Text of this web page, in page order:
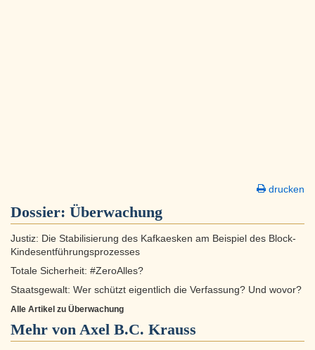
drucken
Dossier: Überwachung
Justiz: Die Stabilisierung des Kafkaesken am Beispiel des Block-
Kindesentführungsprozesses
Totale Sicherheit: #ZeroAlles?
Staatsgewalt: Wer schützt eigentlich die Verfassung? Und wovor?
Alle Artikel zu Überwachung
Mehr von Axel B.C. Krauss